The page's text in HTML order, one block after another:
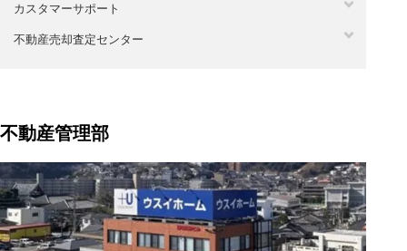
カスタマーサポート
不動産売却査定センター
不動産管理部